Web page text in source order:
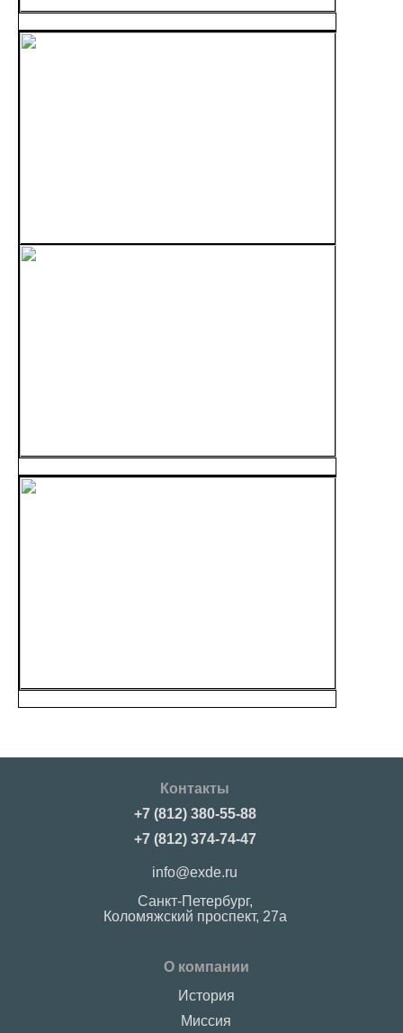
Контакты
+7 (812) 380-55-88
+7 (812) 374-74-47
info@exde.ru
Санкт-Петербург,
Коломяжский проспект, 27a
О компании
История
Миссия